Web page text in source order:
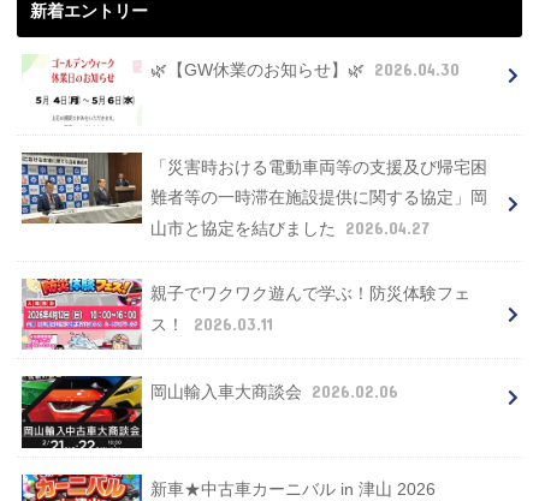
新着エントリー
🌿【GW休業のお知らせ】🌿 2026.04.30
「災害時おける電動車両等の支援及び帰宅困
難者等の一時滞在施設提供に関する協定」岡
山市と協定を結びました
2026.04.27
親子でワクワク遊んで学ぶ！防災体験フェ
ス！
2026.03.11
岡山輸入車大商談会 2026.02.06
新車★中古車カーニバル in 津山 2026